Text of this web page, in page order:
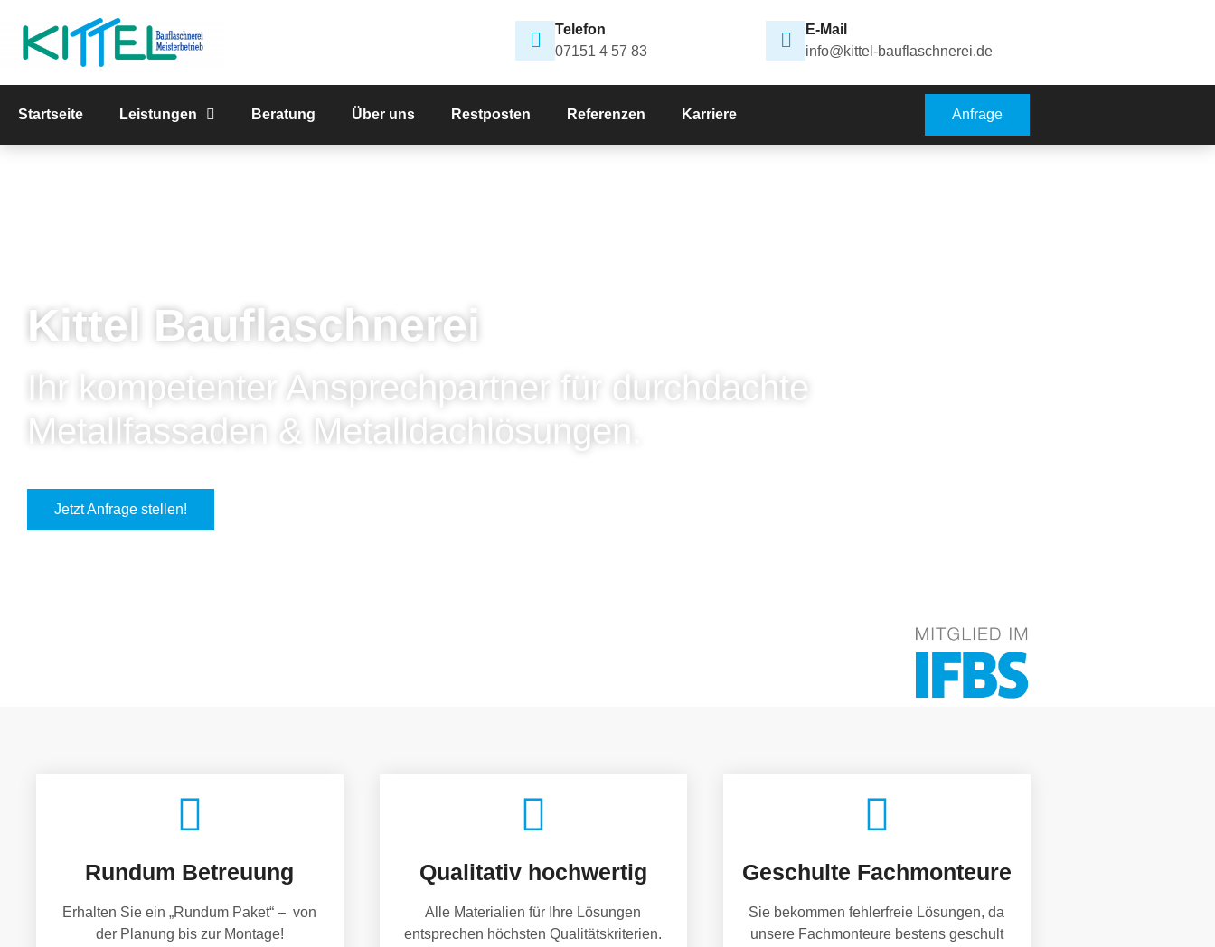
Telefon
07151 4 57 83
E-Mail
info@kittel-bauflaschnerei.de
Startseite Leistungen Beratung Über uns Restposten Referenzen Karriere Anfrage
Kittel Bauflaschnerei
Ihr kompetenter Ansprechpartner für durchdachte
Metallfassaden & Metalldachlösungen.
Jetzt Anfrage stellen!
Rundum Betreuung
Erhalten Sie ein „Rundum Paket“ – von
der Planung bis zur Montage!
Qualitativ hochwertig
Alle Materialien für Ihre Lösungen
entsprechen höchsten Qualitätskriterien.
Geschulte Fachmonteure
Sie bekommen fehlerfreie Lösungen, da
unsere Fachmonteure bestens geschult